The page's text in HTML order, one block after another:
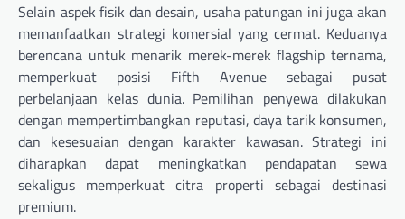
Selain aspek fisik dan desain, usaha patungan ini juga akan
memanfaatkan strategi komersial yang cermat. Keduanya
berencana untuk menarik merek-merek flagship ternama,
memperkuat posisi Fifth Avenue sebagai pusat
perbelanjaan kelas dunia. Pemilihan penyewa dilakukan
dengan mempertimbangkan reputasi, daya tarik konsumen,
dan kesesuaian dengan karakter kawasan. Strategi ini
diharapkan dapat meningkatkan pendapatan sewa
sekaligus memperkuat citra properti sebagai destinasi
premium.